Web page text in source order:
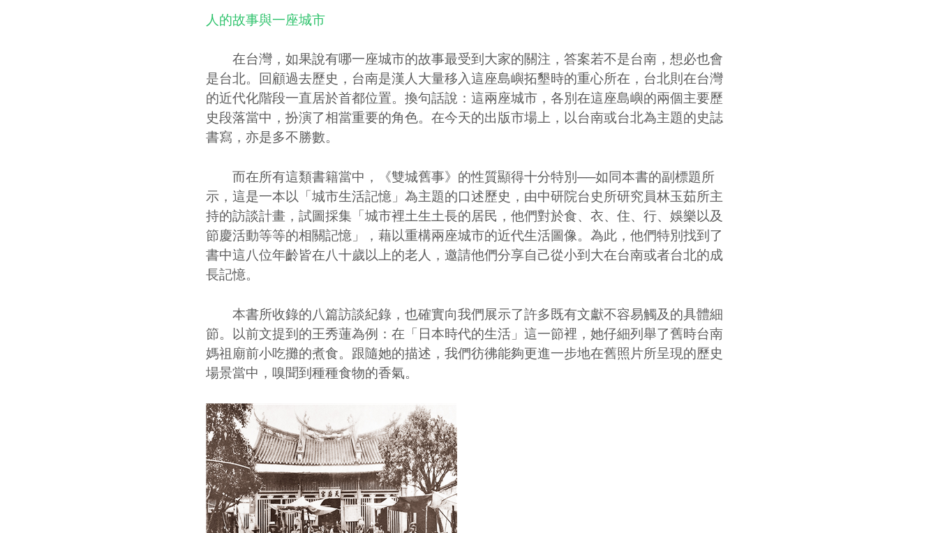
人的故事與一座城市
在台灣，如果說有哪一座城市的故事最受到大家的關注，答案若不是台南，想必也會
是台北。回顧過去歷史，台南是漢人大量移入這座島嶼拓墾時的重心所在，台北則在台灣
的近代化階段一直居於首都位置。換句話說：這兩座城市，各別在這座島嶼的兩個主要歷
史段落當中，扮演了相當重要的角色。在今天的出版市場上，以台南或台北為主題的史誌
書寫，亦是多不勝數。
而在所有這類書籍當中，《雙城舊事》的性質顯得十分特別──如同本書的副標題所
示，這是一本以「城市生活記憶」為主題的口述歷史，由中研院台史所研究員林玉茹所主
持的訪談計畫，試圖採集「城市裡土生土長的居民，他們對於食、衣、住、行、娛樂以及
節慶活動等等的相關記憶」，藉以重構兩座城市的近代生活圖像。為此，他們特別找到了
書中這八位年齡皆在八十歲以上的老人，邀請他們分享自己從小到大在台南或者台北的成
長記憶。
本書所收錄的八篇訪談紀錄，也確實向我們展示了許多既有文獻不容易觸及的具體細
節。以前文提到的王秀蓮為例：在「日本時代的生活」這一節裡，她仔細列舉了舊時台南
媽祖廟前小吃攤的煮食。跟隨她的描述，我們彷彿能夠更進一步地在舊照片所呈現的歷史
場景當中，嗅聞到種種食物的香氣。